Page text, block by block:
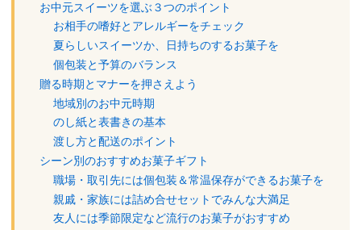
お中元スイーツを選ぶ３つのポイント
お相手の嗜好とアレルギーをチェック
夏らしいスイーツか、日持ちのするお菓子を
個包装と予算のバランス
贈る時期とマナーを押さえよう
地域別のお中元時期
のし紙と表書きの基本
渡し方と配送のポイント
シーン別のおすすめお菓子ギフト
職場・取引先には個包装＆常温保存ができるお菓子を
親戚・家族には詰め合せセットでみんな大満足
友人には季節限定など流行のお菓子がおすすめ